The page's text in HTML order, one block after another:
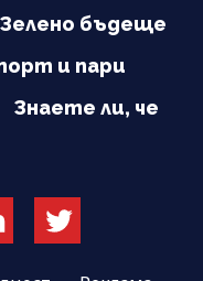
Зелено бъдеще
и пари
Знаете ли, че